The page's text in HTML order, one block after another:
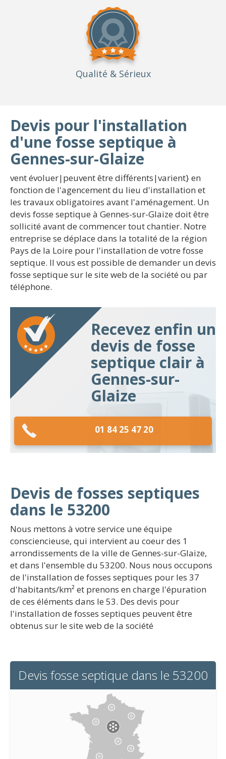
Qualité & Sérieux
Devis pour l'installation
d'une fosse septique à
Gennes-sur-Glaize
vent évoluer|peuvent être différents|varient} en
fonction de l'agencement du lieu d'installation et
les travaux obligatoires avant l'aménagement. Un
devis fosse septique à Gennes-sur-Glaize doit être
sollicité avant de commencer tout chantier. Notre
entreprise se déplace dans la totalité de la région
Pays de la Loire pour l'installation de votre fosse
septique. Il vous est possible de demander un devis
fosse septique sur le site web de la société ou par
téléphone.
Recevez enfin un
devis de fosse
septique clair à
Gennes-sur-
Glaize
01 84 25 47 20
Devis de fosses septiques
dans le 53200
Nous mettons à votre service une équipe
consciencieuse, qui intervient au coeur des 1
arrondissements de la ville de Gennes-sur-Glaize,
et dans l'ensemble du 53200. Nous nous occupons
de l'installation de fosses septiques pour les 37
d'habitants/km² et prenons en charge l'épuration
de ces éléments dans le 53. Des devis pour
l'installation de fosses septiques peuvent être
obtenus sur le site web de la société
Devis fosse septique dans le 53200